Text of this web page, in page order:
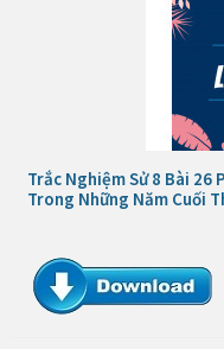
Trắc Nghiệm Sử 8 Bài 26
Trong Những Năm Cuối